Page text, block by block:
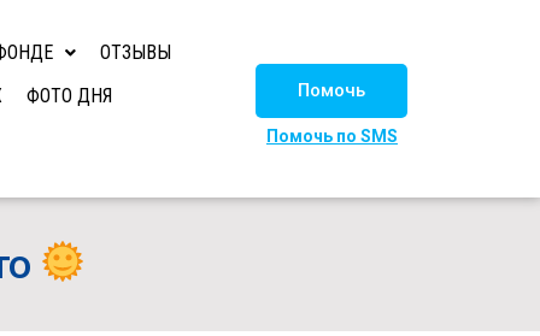
ОТЗЫВЫ
ФОТО ДНЯ
Помочь
Помочь по SMS